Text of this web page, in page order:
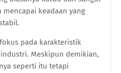
keadaan yang
pada karakteristik
Meskipun demikian,
seperti itu tetapi